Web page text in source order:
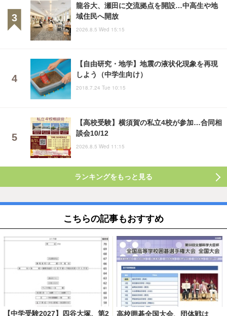
龍谷大、瀬田に交流拠点を開設…中高生や地
域住民へ開放
2026.8.5 Wed 15:15
【自由研究・地学】地震の液状化現象を再現
しよう（中学生向け）
2018.7.24 Tue 10:15
【高校受験】横須賀の私立4校が参加…合同相
談会10/12
2026.8.5 Wed 11:15
ランキングをもっと見る
こちらの記事もおすすめ
【中学受験2027】四谷大塚、第2
高校囲碁全国大会、団体戦は